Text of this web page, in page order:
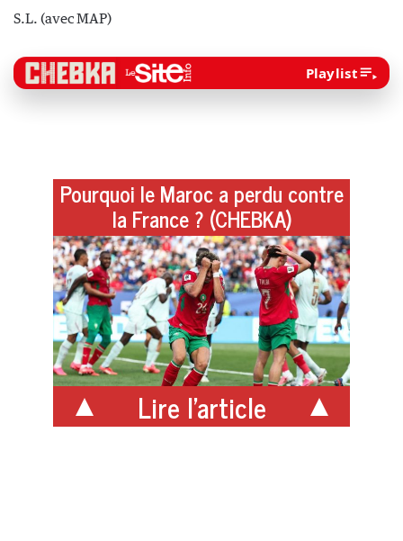
S.L. (avec MAP)
Playlist
Pourquoi le Maroc a perdu contre
la France ? (CHEBKA)
Lire l'article